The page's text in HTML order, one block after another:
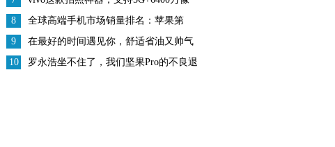
素，网友：不建议入手
8
全球高端手机市场销量排名：苹果第
一，华为第三
9
在最好的时间遇见你，舒适省油又帅气
荣威i6
10
罗永浩坐不住了，我们坚果Pro的不良退